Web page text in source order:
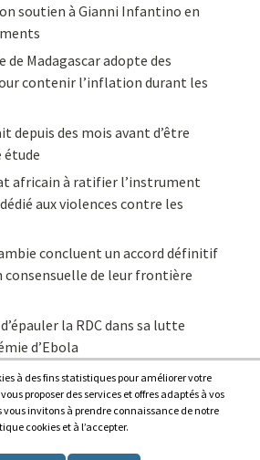
soutien à Gianni Infantino en
de Madagascar adopte des
contenir l’inflation durant les
depuis des mois avant d’être
étude
africain à ratifier l’instrument
aux violences contre les
concluent un accord définitif
de leur frontière
la RDC dans sa lutte
d’Ebola
l’info du continent en continu
à des fins statistiques pour améliorer votre
proposer des services et offres adaptés à vos
vous invitons à prendre connaissance de notre
cookies et à l’accepter.